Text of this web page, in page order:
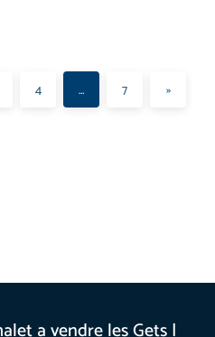
4 … 7 »
a vendre les Gets |